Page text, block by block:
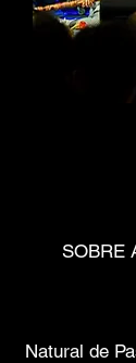
SOBRE
Natural de